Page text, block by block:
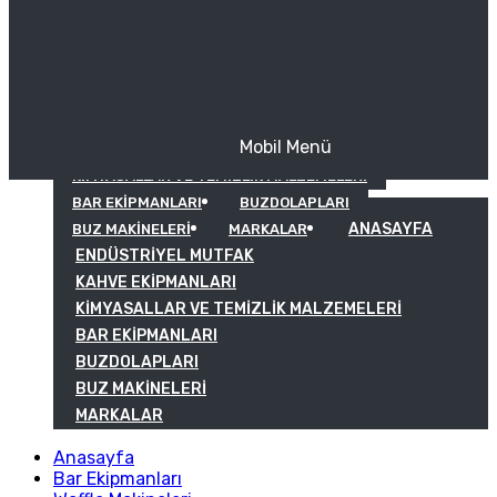
KIMYASALLAR VE TEMIZLIK MALZEMELERI
BAR EKIPMANLARI
BUZDOLAPLARI
BUZ MAKINELERI
MARKALAR
Mobil Menü
ANASAYFA
ENDÜSTRIYEL MUTFAK
KAHVE EKIPMANLARI
KIMYASALLAR VE TEMIZLIK MALZEMELERI
BAR EKIPMANLARI
BUZDOLAPLARI
BUZ MAKINELERI
MARKALAR
Anasayfa
Bar Ekipmanları